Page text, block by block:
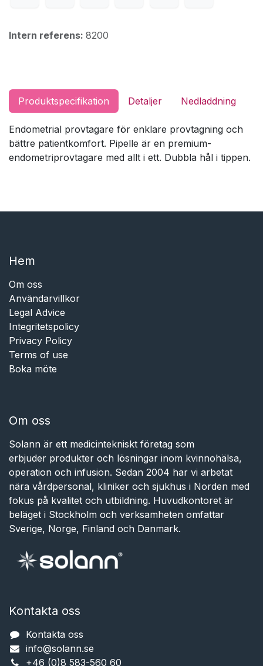
Intern referens: 8200
Produktspecifikation Detaljer Nedladdning
Endometrial provtagare för enklare provtagning och
bättre patientkomfort. Pipelle är en premium-
endometriprovtagare med allt i ett. Dubbla hål i tippen.
Hem​​
Om oss
Användarvillkor
Legal Advice
Integritetspolicy
Privacy Policy
Terms of use
Boka möte
Om oss
Solann är ett medicintekniskt företag som
erbjuder produkter och lösningar inom kvinnohälsa,
operation och infusion. Sedan 2004 har vi arbetat
nära vårdpersonal, kliniker och sjukhus i Norden med
fokus på kvalitet och utbildning. Huvudkontoret är
beläget i Stockholm och verksamheten omfattar
Sverige, Norge, Finland och Danmark.
Kontakta oss
Kontakta oss
info@solann.se​​​​​​
+46 (0)8 583-560 60